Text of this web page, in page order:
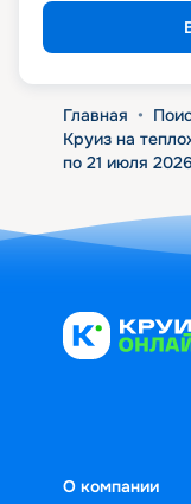
Главная •
Круиз на
по 21 июля
О компании